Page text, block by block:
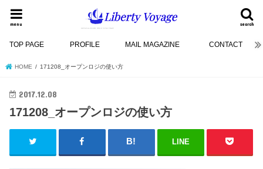
search
menu
TOP PAGE PROFILE MAIL MAGAZINE CONTACT
HOME 171208_オープンロジの使い方
2017.12.08
171208_オープンロジの使い方
LINE